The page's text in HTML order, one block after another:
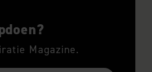
Magazine.